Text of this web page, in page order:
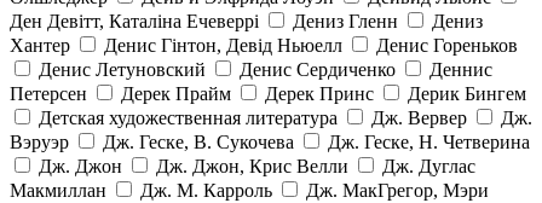
Ден Девітт, Каталіна Ечеверрі
Дениз Гленн
Дениз
Хантер
Денис Гінтон, Девід Ньюелл
Денис Гореньков
Денис Летуновский
Денис Сердиченко
Деннис
Петерсен
Дерек Прайм Дерек Принс
Дерик Бингем
Детская художественная литература
Дж. Вервер
Дж.
Вэруэр
Дж. Геске, В. Сукочева
Дж. Геске, Н. Четверина
Дж. Джон
Дж. Джон, Крис Велли
Дж. Дуглас
Макмиллан
Дж. М. Карроль
Дж. МакГрегор, Мэри